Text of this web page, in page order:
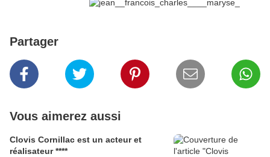
Partager
Vous aimerez aussi
Clovis Cornillac est un acteur et
réalisateur ****